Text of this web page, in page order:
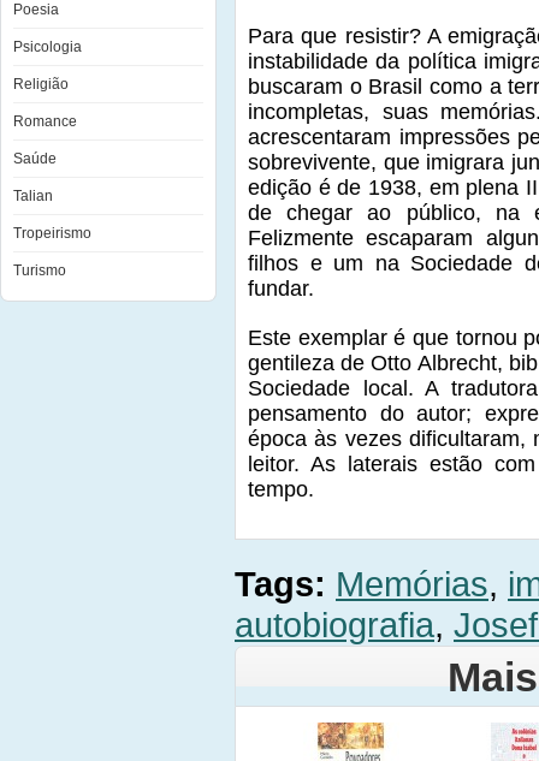
Poesia
Psicologia
Religião
Romance
Saúde
Talian
Tropeirismo
Turismo
Para que resistir? A
instabilidade da política
buscaram o Brasil como a
incompletas, suas
acrescentaram impressões
sobrevivente, que imigrara
edição é de 1938, em plena
de chegar ao público, na
Felizmente escaparam
filhos e um na Sociedade
fundar.
Este exemplar é que tornou
gentileza de Otto Albrecht,
Sociedade local. A
pensamento do autor;
época às vezes
leitor. As laterais estão
tempo.
Tags: Memórias,
autobiografia,